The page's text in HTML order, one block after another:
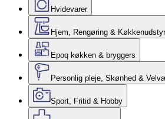
Hvidevarer
Hjem, Rengøring & Køkkenudstyr
Epoq køkken & bryggers
Personlig pleje, Skønhed &
Sport, Fritid & Hobby